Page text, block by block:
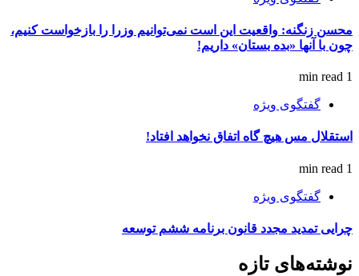
محسن زنگنه: واقعیت این است نمی‌توانیم وزرا را بازخواست کنیم،
چون با آنها «بده بستان» داریم!
1 min read
گفتگوی ویژه
استقلال مس هیچ گاه اتفاق نخواهد افتاد!
1 min read
گفتگوی ویژه
چرایی تمدید مجدد قانون برنامه ششم توسعه
نوشته‌های تازه